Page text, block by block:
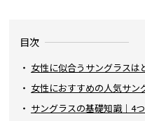
目次
女性に似合うサングラス
女性におすすめの人気サン
サングラスの基礎知識｜4